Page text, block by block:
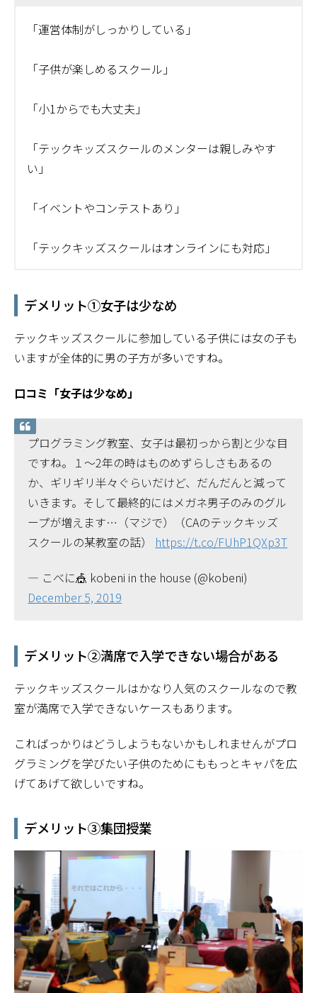
「運営体制がしっかりしている」
「子供が楽しめるスクール」
「小1からでも大丈夫」
「テックキッズスクールのメンターは親しみやす
い」
「イベントやコンテストあり」
「テックキッズスクールはオンラインにも対応」
デメリット①女子は少なめ
テックキッズスクールに参加している子供には女の子も
いますが全体的に男の子方が多いですね。
口コミ「女子は少なめ」
プログラミング教室、女子は最初っから割と少な目
ですね。１～2年の時はものめずらしさもあるの
か、ギリギリ半々ぐらいだけど、だんだんと減って
いきます。そして最終的にはメガネ男子のみのグル
ープが増えます…（マジで）（CAのテックキッズ
スクールの某教室の話） https://t.co/FUhP1QXp3T
— こべに🎪 kobeni in the house (@kobeni)
December 5, 2019
デメリット②満席で入学できない場合がある
テックキッズスクールはかなり人気のスクールなので教
室が満席で入学できないケースもあります。
こればっかりはどうしようもないかもしれませんがプロ
グラミングを学びたい子供のためにももっとキャパを広
げてあげて欲しいですね。
デメリット③集団授業